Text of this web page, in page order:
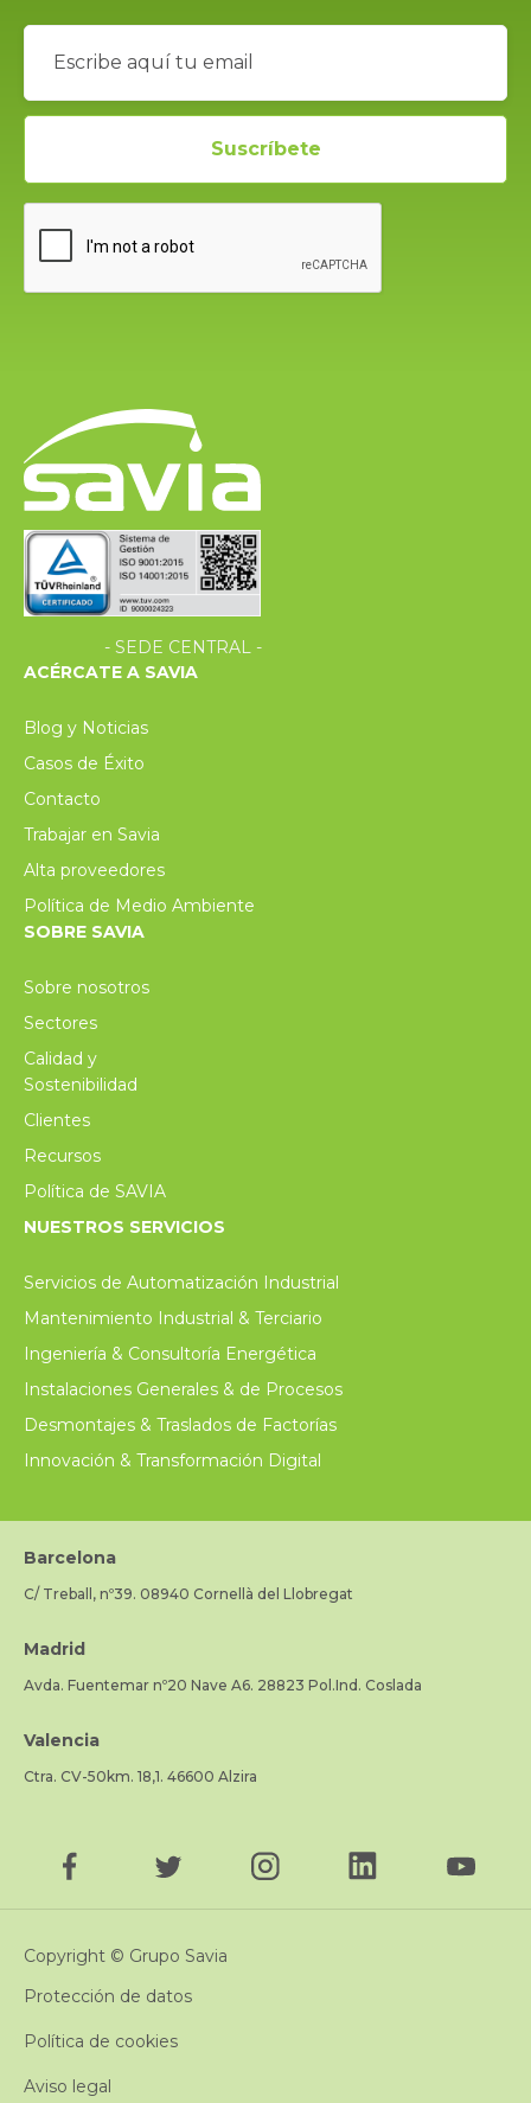
- SEDE CENTRAL -
ACÉRCATE A SAVIA
Blog y Noticias
Casos de Éxito
Contacto
Trabajar en Savia
Alta proveedores
Política de Medio Ambiente
SOBRE SAVIA
Sobre nosotros
Sectores
Calidad y
Sostenibilidad
Clientes
Recursos
Política de SAVIA
NUESTROS SERVICIOS
Servicios de Automatización Industrial
Mantenimiento Industrial & Terciario
Ingeniería & Consultoría Energética
Instalaciones Generales & de Procesos
Desmontajes & Traslados de Factorías
Innovación & Transformación Digital
Barcelona
C/ Treball, nº39. 08940 Cornellà del Llobregat
Madrid
Avda. Fuentemar nº20 Nave A6. 28823 Pol.Ind. Coslada
Valencia
Ctra. CV-50km. 18,1. 46600 Alzira
Copyright © Grupo Savia
Protección de datos
Política de cookies
Aviso legal